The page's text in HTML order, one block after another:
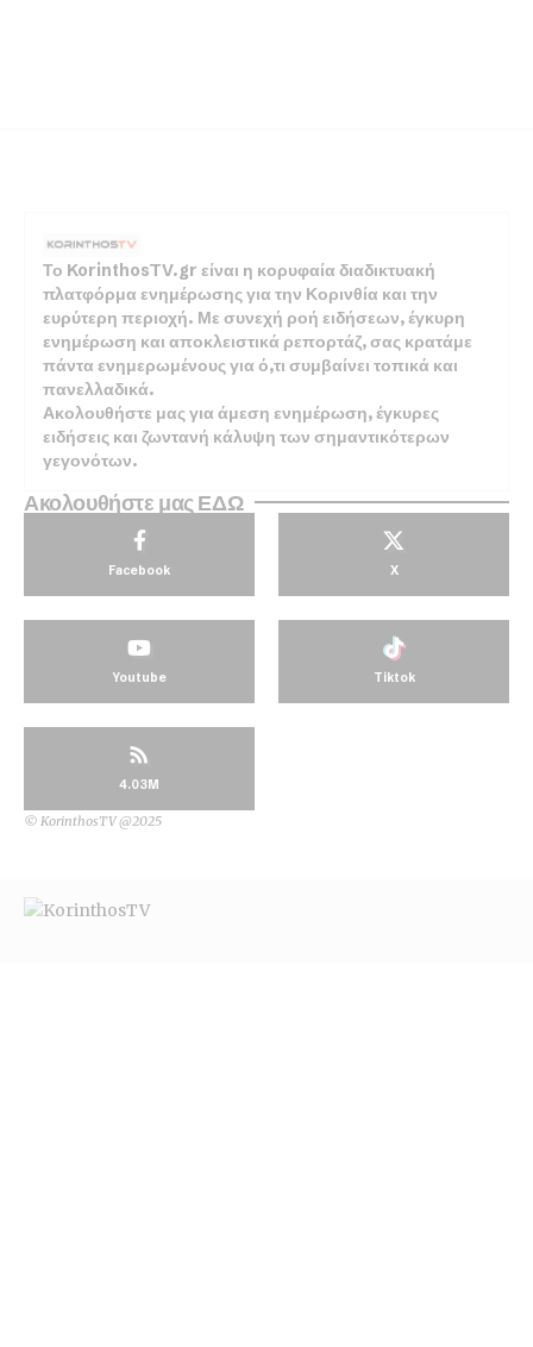
Το KorinthosTV.gr είναι η κορυφαία διαδικτυακή
πλατφόρμα ενημέρωσης για την Κορινθία και την
ευρύτερη περιοχή. Με συνεχή ροή ειδήσεων, έγκυρη
ενημέρωση και αποκλειστικά ρεπορτάζ, σας κρατάμε
πάντα ενημερωμένους για ό,τι συμβαίνει τοπικά και
πανελλαδικά.
Ακολουθήστε μας για άμεση ενημέρωση, έγκυρες
ειδήσεις και ζωντανή κάλυψη των σημαντικότερων
γεγονότων.
Ακολουθήστε μας ΕΔΩ
Facebook X
Youtube Tiktok
4.03M
© KorinthosTV @2025